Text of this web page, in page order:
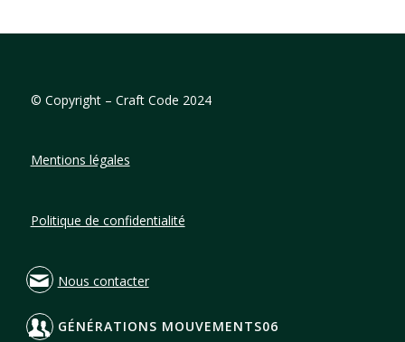
© Copyright – Craft Code 2024
Mentions légales
Politique de confidentialité
Nous contacter
GÉNÉRATIONS MOUVEMENTS06